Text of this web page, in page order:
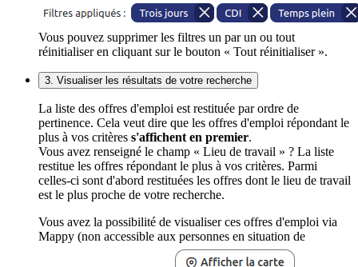
Vous pouvez supprimer les filtres un par un ou tout
réinitialiser en cliquant sur le bouton « Tout réinitialiser ».
3. Visualiser les résultats de votre recherche
La liste des offres d'emploi est restituée par ordre de
pertinence. Cela veut dire que les offres d'emploi répondant le
plus à vos critères s'affichent en premier.
Vous avez renseigné le champ « Lieu de travail » ? La liste
restitue les offres répondant le plus à vos critères. Parmi
celles-ci sont d'abord restituées les offres dont le lieu de travail
est le plus proche de votre recherche.
Vous avez la possibilité de visualiser ces offres d'emploi via
Mappy (non accessible aux personnes en situation de